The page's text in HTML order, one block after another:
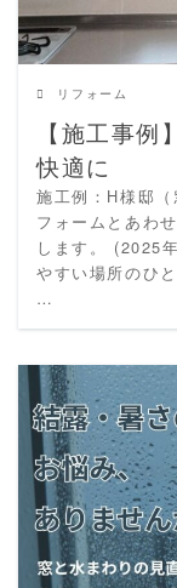
リフォーム
【施工事
快適に
施工例：H様邸
フォームとあわ
します。 (2025
やすい場所のひ
…